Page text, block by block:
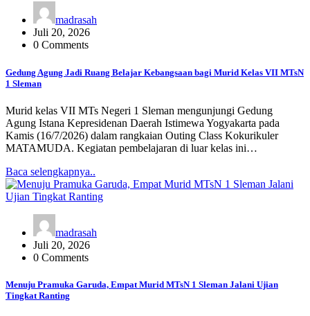
madrasah
Juli 20, 2026
0 Comments
Gedung Agung Jadi Ruang Belajar Kebangsaan bagi Murid Kelas VII MTsN
1 Sleman
Murid kelas VII MTs Negeri 1 Sleman mengunjungi Gedung
Agung Istana Kepresidenan Daerah Istimewa Yogyakarta pada
Kamis (16/7/2026) dalam rangkaian Outing Class Kokurikuler
MATAMUDA. Kegiatan pembelajaran di luar kelas ini…
Baca selengkapnya..
madrasah
Juli 20, 2026
0 Comments
Menuju Pramuka Garuda, Empat Murid MTsN 1 Sleman Jalani Ujian
Tingkat Ranting